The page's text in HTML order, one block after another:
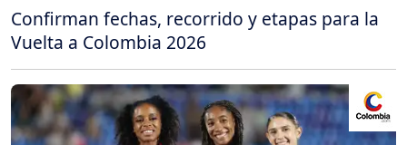
Confirman fechas, recorrido y etapas para la
Vuelta a Colombia 2026